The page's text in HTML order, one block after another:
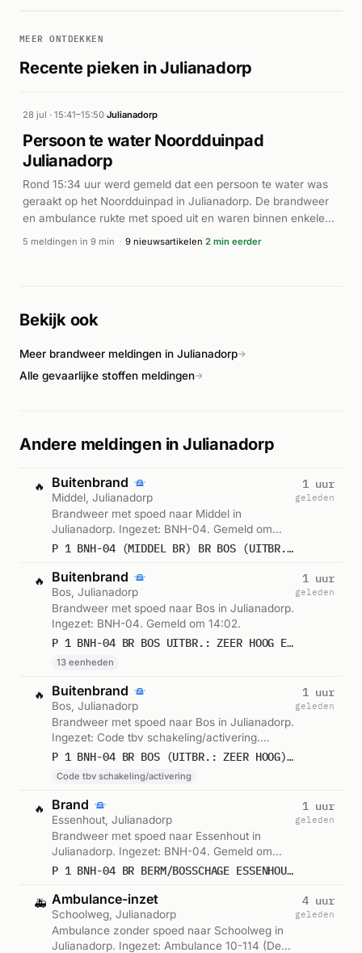
MEER ONTDEKKEN
Recente pieken in Julianadorp
28 jul · 15:41–15:50·Julianadorp
Persoon te water Noordduinpad
Julianadorp
Rond 15:34 uur werd gemeld dat een persoon te water was
geraakt op het Noordduinpad in Julianadorp. De brandweer
en ambulance rukte met spoed uit en waren binnen enkele
minuten ter plaatse. De brandweer assisteerde bij de
op het water waarbij professionele en maritieme eenheden
slachtoffer zijn niet bekendgemaakt.
5 meldingen in 9 min · 9 nieuwsartikelen 2 min eerder
Bekijk ook
Meer brandweer meldingen in Julianadorp→
Alle gevaarlijke stoffen meldingen→
Andere meldingen in Julianadorp
🔥 Buitenbrand
Middel, Julianadorp
Brandweer met spoed naar Middel in
Julianadorp. Ingezet: BNH-04. Gemeld om
14:02.
P 1 BNH-04 (MIDDEL BR) BR BOS (UITBR.: ZEER HOOG) ESSENHOUT 1E ALARM JULIANADORP
1 uur
geleden
🔥 Buitenbrand
Bos, Julianadorp
Brandweer met spoed naar Bos in Julianadorp.
Ingezet: BNH-04. Gemeld om 14:02.
P 1 BNH-04 BR BOS UITBR.: ZEER HOOG ESSENHOUT JULIANADORP 106592 104481 105681 106562 106682 106581 106543 104241 104432 104431 106699 106693 106692
13 eenheden
1 uur
geleden
🔥 Buitenbrand
Bos, Julianadorp
Brandweer met spoed naar Bos in Julianadorp.
Ingezet: Code tbv schakeling/activering.
Gemeld om 13:48.
P 1 BNH-04 BR BOS (UITBR.: ZEER HOOG) ESSENHOUT JULIANADORP 106592 104481 105681 106562 106682 106581 106543 104241 104432 104431 106699 106693 106692
Code tbv schakeling/activering
1 uur
geleden
🔥 Brand
Essenhout, Julianadorp
Brandweer met spoed naar Essenhout in
Julianadorp. Ingezet: BNH-04. Gemeld om
13:47.
P 1 BNH-04 BR BERM/BOSSCHAGE ESSENHOUT JULIANADORP 106542
1 uur
geleden
🚑 Ambulance-inzet
Schoolweg, Julianadorp
Ambulance zonder spoed naar Schoolweg in
Julianadorp. Ingezet: Ambulance 10-114 (Den
4 uur
geleden